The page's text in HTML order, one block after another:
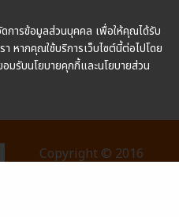
Copyright © 2016
การข้อมูลส่วนบุคคล เพื่อให้คุณได้รับ
หากคุณใช้บริการเว็บไซต์นี้ต่อไปโดย
มรับนโยบายคุกกี้และนโยบายส่วน